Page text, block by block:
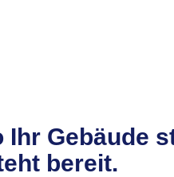
Ihr Gebäude
bereit.